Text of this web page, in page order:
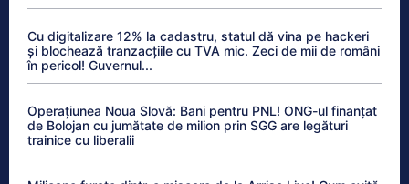
Cu digitalizare 12% la cadastru, statul dă vina pe hackeri
și blochează tranzacțiile cu TVA mic. Zeci de mii de români
în pericol! Guvernul...
Operațiunea Noua Slovă: Bani pentru PNL! ONG-ul finanțat
de Bolojan cu jumătate de milion prin SGG are legături
trainice cu liberalii